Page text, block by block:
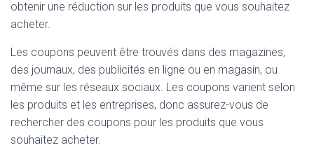
obtenir une réduction sur les produits que vous souhaitez
acheter.
Les coupons peuvent être trouvés dans des magazines,
des journaux, des publicités en ligne ou en magasin, ou
même sur les réseaux sociaux. Les coupons varient selon
les produits et les entreprises, donc assurez-vous de
rechercher des coupons pour les produits que vous
souhaitez acheter.